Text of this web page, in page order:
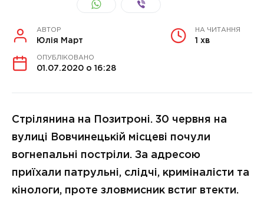
АВТОР
Юлія Март
НА ЧИТАННЯ
1 хв
ОПУБЛІКОВАНО
01.07.2020 о 16:28
Стрілянина на Позитроні. 30 червня на
вулиці Вовчинецькій місцеві почули
вогнепальні постріли. За адресою
приїхали патрульні, слідчі, криміналісти та
кінологи, проте зловмисник встиг втекти.